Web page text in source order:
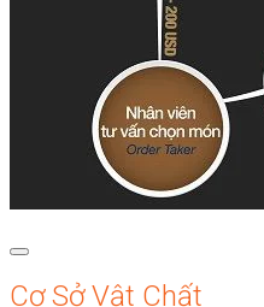
Cơ Sở Vật Chất